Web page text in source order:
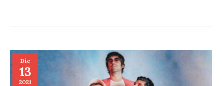
Dic
13
2021